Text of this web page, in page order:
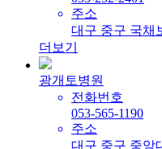
주소
대구 중구 국채
더보기
광개토병원
전화번호
053-565-1190
주소
대구 중구 중앙